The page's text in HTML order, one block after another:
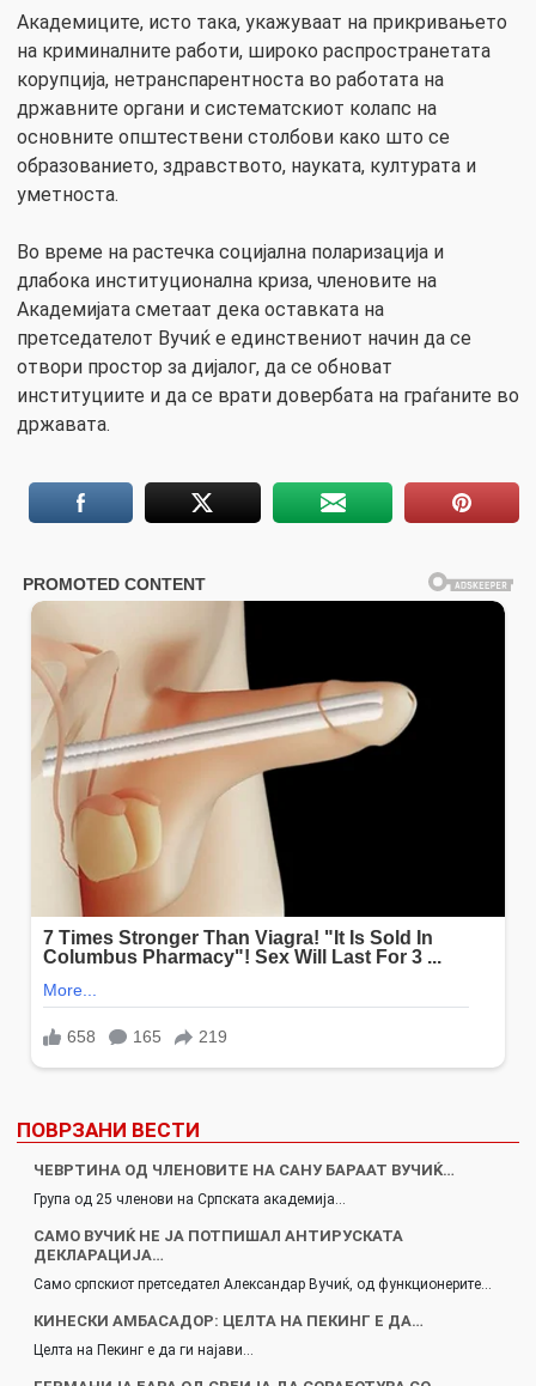
Академиците, исто така, укажуваат на прикривањето
на криминалните работи, широко распространетата
корупција, нетранспарентноста во работата на
државните органи и систематскиот колапс на
основните општествени столбови како што се
образованието, здравството, науката, културата и
уметноста.
Во време на растечка социјална поларизација и
длабока институционална криза, членовите на
Академијата сметаат дека оставката на
претседателот Вучиќ е единствениот начин да се
отвори простор за дијалог, да се обноват
институциите и да се врати довербата на граѓаните во
државата.
ПОВРЗАНИ ВЕСТИ
ЧЕВРТИНА ОД ЧЛЕНОВИТЕ НА САНУ БАРААТ ВУЧИЌ…
Група од 25 членови на Српската академија…
САМО ВУЧИЌ НЕ ЈА ПОТПИШАЛ АНТИРУСКАТА
ДЕКЛАРАЦИЈА…
Само српскиот претседател Александар Вучиќ, од функционерите…
КИНЕСКИ АМБАСАДОР: ЦЕЛТА НА ПЕКИНГ Е ДА…
Целта на Пекинг е да ги најави…